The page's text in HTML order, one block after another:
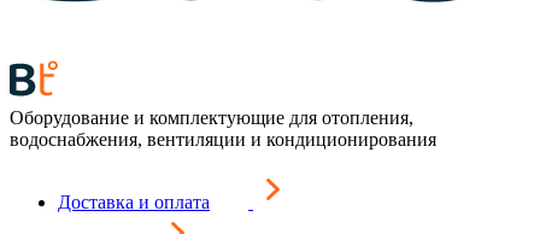
Оборудование и комплектующие для отопления,
водоснабжения, вентиляции и кондиционирования
Доставка и оплата